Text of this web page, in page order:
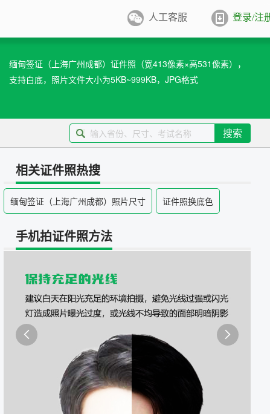
统
生学籍照片采集系统
照片采集系统
待证照片采集系统
照采集系统
采集系统
照片采集一体化平台
照排版
证件照排版至5寸/6寸相纸，
印
文档纸张尺寸
B5/营业执照/身份证/毕业证
人工客服 登录/注
缅甸签证（上海广州成都）证件照（宽413像素×高531像素），
支持白底，照片文件大小为5KB~999KB，JPG格式
搜索
相关证件照热搜
缅甸签证（上海广州成都）照片尺寸 证件照换底色
手机拍证件照方法
 